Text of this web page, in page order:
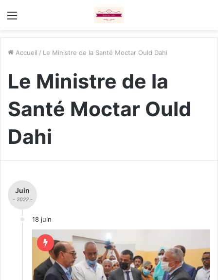
Menu
Accueil / Le Ministre de la Santé Moctar Ould Dahi
Le Ministre de la
Santé Moctar Ould
Dahi
Juin
- 2022 -
18 juin